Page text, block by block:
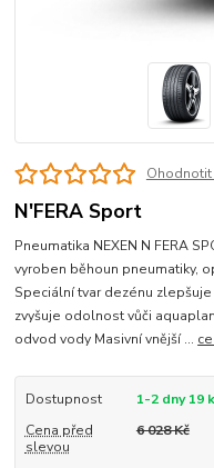
N'FERA Sport
Pneumatika NEXEN N FERA
vyroben běhoun pneumatiky,
Speciální tvar dezénu
zvyšuje odolnost vůči
odvod vody Masivní vnější ...
Dostupnost
1-2 dny 19
Cena před
slevou
6 028 Kč